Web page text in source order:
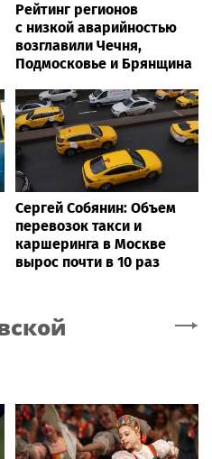
Рейтинг регионов
с низкой аварийностью
возглавили Чечня,
Подмосковье и Брянщина
Сергей Собянин: Объем
перевозок такси и
каршеринга в Москве
вырос почти в 10 раз